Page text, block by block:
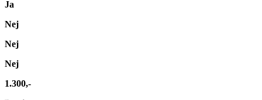
Ja
Nej
Nej
Nej
1.300,-